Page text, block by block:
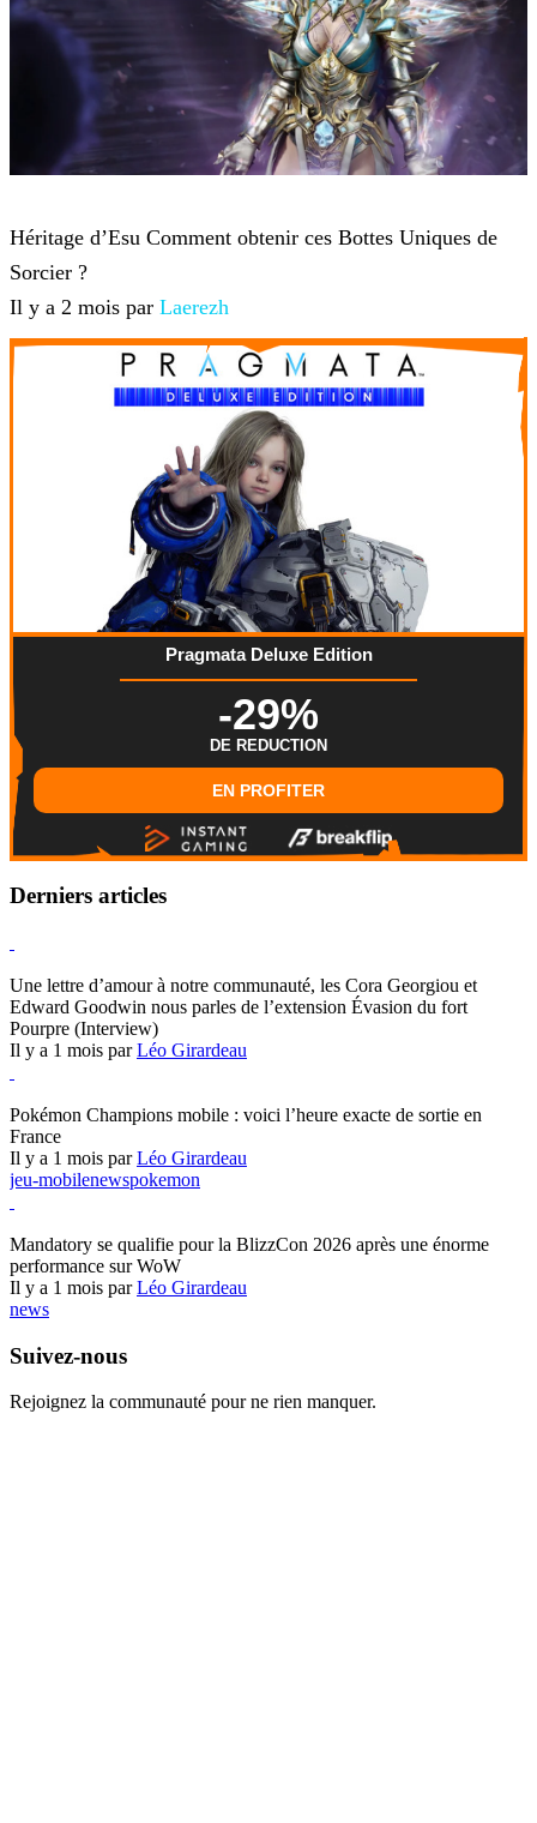
Héritage d’Esu Comment obtenir ces Bottes Uniques de
Sorcier ?
Il y a 2 mois par Laerezh
Pragmata Deluxe Edition
-29%
DE REDUCTION
EN PROFITER
Derniers articles
Une lettre d’amour à notre communauté, les Cora Georgiou et
Edward Goodwin nous parles de l’extension Évasion du fort
Pourpre (Interview)
Il y a 1 mois parLéo Girardeau
Pokémon Champions mobile : voici l’heure exacte de sortie en
France
Il y a 1 mois parLéo Girardeau
jeu-mobilenewspokemon
Mandatory se qualifie pour la BlizzCon 2026 après une énorme
performance sur WoW
Il y a 1 mois parLéo Girardeau
news
Suivez-nous
Rejoignez la communauté pour ne rien manquer.